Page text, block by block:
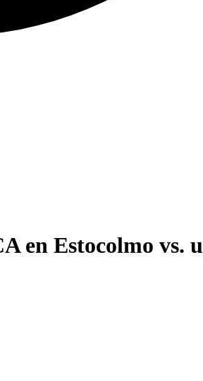
en Estocolmo vs.